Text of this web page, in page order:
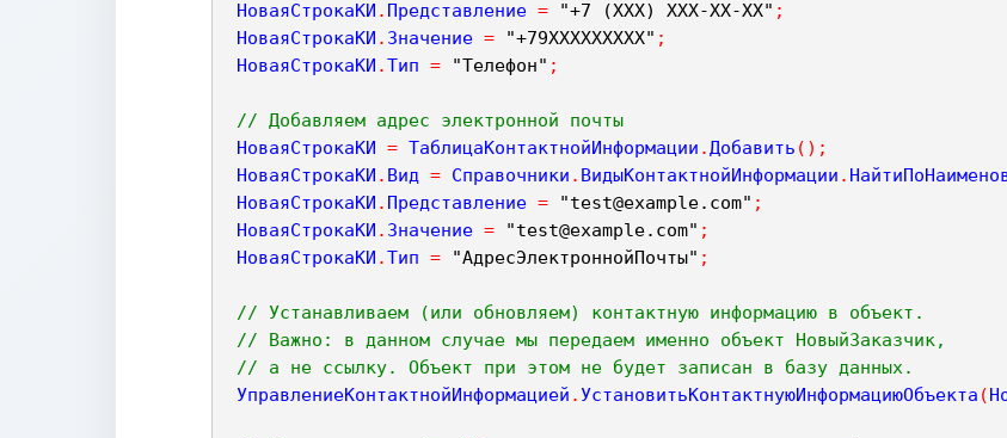
НоваяСтрокаКИ . Представление = "+7 (XXX) XXX-XX-XX" ;
НоваяСтрокаКИ . Значение = "+79XXXXXXXXX" ;
НоваяСтрокаКИ .Тип = "Телефон" ;
// Добавляем адрес электронной почты
НоваяСтрокаКИ = ТаблицаКонтактнойИнформации .Добавить ( ) ;
НоваяСтрокаКИ . Вид = Справочники . ВидыКонтактнойИнформации .
НоваяСтрокаКИ . Представление = "test@example.com" ;
НоваяСтрокаКИ . Значение = "test@example.com" ;
НоваяСтрокаКИ .Тип = "АдресЭлектроннойПочты" ;
// Устанавливаем (или обновляем) контактную информацию в объект.
// Важно: в данном случае мы передаем именно объект НовыйЗаказчик,
// а не ссылку. Объект при этом не будет записан в базу данных.
УправлениеКонтактнойИнформацией . УстановитьКонтактнуюИнформациюОбъекта (